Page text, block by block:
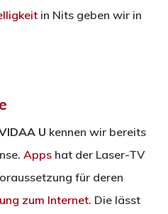
in Nits geben wir in
U kennen wir bereits
Appshat der Laser-TV
für deren
zum Internet. Die lässt